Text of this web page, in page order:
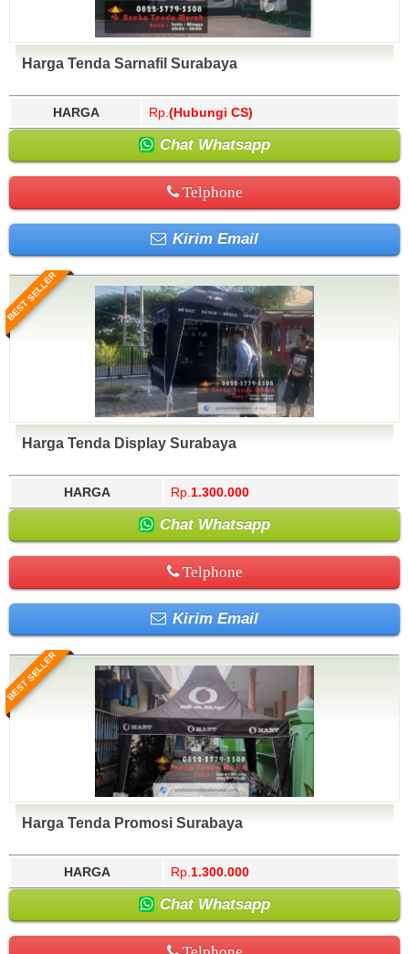
Harga Tenda Sarnafil Surabaya
HARGA Rp. (Hubungi CS)
Chat Whatsapp
Telphone
Kirim Email
BEST SELLER
Harga Tenda Display Surabaya
HARGA Rp. 1.300.000
Chat Whatsapp
Telphone
Kirim Email
BEST SELLER
Harga Tenda Promosi Surabaya
HARGA Rp. 1.300.000
Chat Whatsapp
Telphone